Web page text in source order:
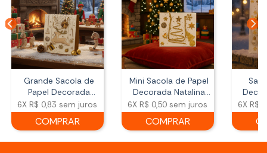
Grande Sacola de
Papel Decorada
Natalina Rena e
Presentes 26x32cm
6XR$ 0,83 sem juros
COMPRAR
Mini Sacola de Papel
Decorada Natalina
Branca e Dourado
6XR$ 0,50 sem juros
COMPRAR
6XR$